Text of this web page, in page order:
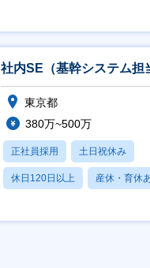
社内SE（基幹システム担
東京都
380万~500万
正社員採用 土日祝休み
休日120日以上 産休・育休